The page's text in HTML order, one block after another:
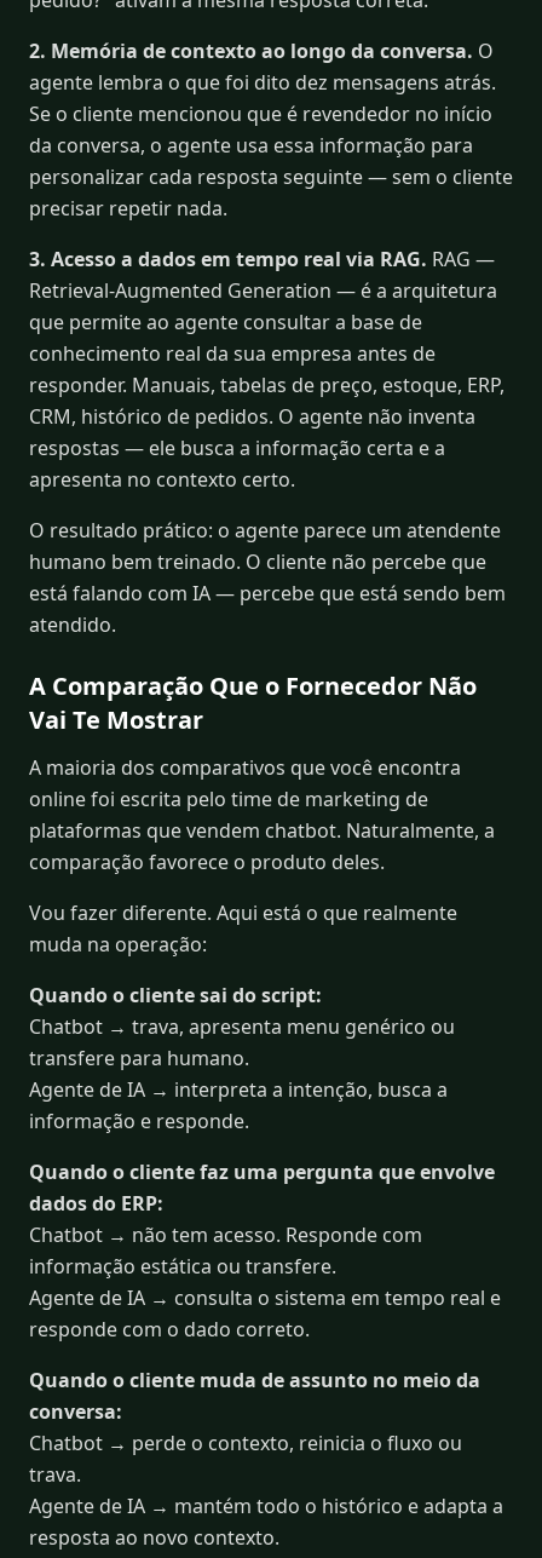
2. Memória de contexto ao longo da conversa. O
agente lembra o que foi dito dez mensagens atrás.
Se o cliente mencionou que é revendedor no início
da conversa, o agente usa essa informação para
personalizar cada resposta seguinte — sem o cliente
precisar repetir nada.
3. Acesso a dados em tempo real via RAG. RAG —
Retrieval-Augmented Generation — é a arquitetura
que permite ao agente consultar a base de
conhecimento real da sua empresa antes de
responder. Manuais, tabelas de preço, estoque, ERP,
CRM, histórico de pedidos. O agente não inventa
respostas — ele busca a informação certa e a
apresenta no contexto certo.
O resultado prático: o agente parece um atendente
humano bem treinado. O cliente não percebe que
está falando com IA — percebe que está sendo bem
atendido.
A Comparação Que o Fornecedor Não
Vai Te Mostrar
A maioria dos comparativos que você encontra
online foi escrita pelo time de marketing de
plataformas que vendem chatbot. Naturalmente, a
comparação favorece o produto deles.
Vou fazer diferente. Aqui está o que realmente
muda na operação:
Quando o cliente sai do script:
Chatbot → trava, apresenta menu genérico ou
transfere para humano.
Agente de IA → interpreta a intenção, busca a
informação e responde.
Quando o cliente faz uma pergunta que envolve
dados do ERP:
Chatbot → não tem acesso. Responde com
informação estática ou transfere.
Agente de IA → consulta o sistema em tempo real e
responde com o dado correto.
Quando o cliente muda de assunto no meio da
conversa:
Chatbot → perde o contexto, reinicia o fluxo ou
trava.
Agente de IA → mantém todo o histórico e adapta a
resposta ao novo contexto.